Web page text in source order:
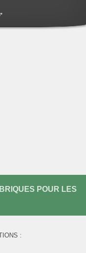
POUR LES
: